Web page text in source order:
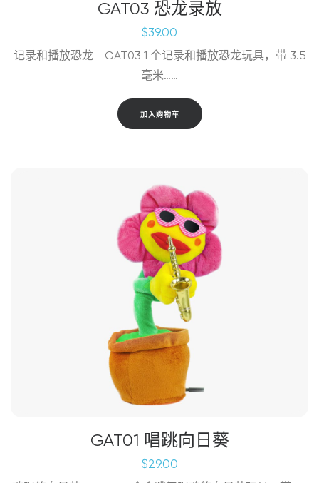
GAT03 恐龙录放
$39.00
记录和播放恐龙 - GAT03 1 个记录和播放恐龙玩具，带 3.5
毫米……
加入购物车
GAT01 唱跳向日葵
$29.00